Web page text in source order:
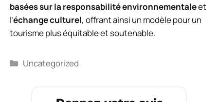
basées sur la responsabilité environnementaleet
l’échange culturel, offrant ainsi un modèle pour un
tourisme plus équitable et soutenable.
Catégories
Uncategorized